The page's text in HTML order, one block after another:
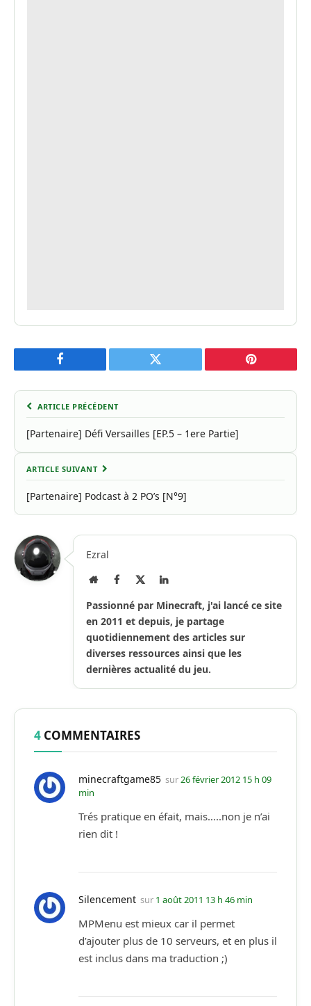
Facebook Twitter Pinterest
ARTICLE PRÉCÉDENT
[Partenaire] Défi Versailles [EP.5 – 1ere Partie]
ARTICLE SUIVANT
[Partenaire] Podcast à 2 PO’s [N°9]
Ezral
Site
Facebook LinkedIn
Passionné par Minecraft, j'ai lancé ce site
en 2011 et depuis, je partage
quotidiennement des articles sur
diverses ressources ainsi que les
dernières actualité du jeu.
4 COMMENTAIRES
minecraftgame85 sur26 février 2012 15 h 09
min
Trés pratique en éfait, mais…..non je n’ai
rien dit !
Silencement sur 1 août 2011 13 h 46 min
MPMenu est mieux car il permet
d’ajouter plus de 10 serveurs, et en plus il
est inclus dans ma traduction ;)